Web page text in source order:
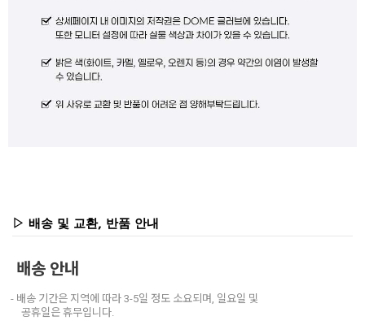
▷ 배송 및 교환, 반품 안내
배송 안내
- 배송 기간은 지역에 따라 3-5일 정도 소요되며, 일요일 및
공휴일은 휴무입니다.